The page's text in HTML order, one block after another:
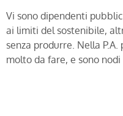
Vi sono dipendenti
ai limiti del sostenibile,
senza produrre. Nella P.A.
molto da fare, e sono